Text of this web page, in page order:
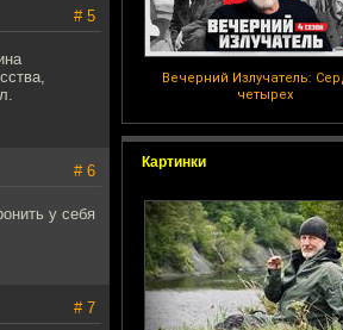
Вечерний Излучатель:
четырех
Картинки
# 5
# 6
у себя
# 7